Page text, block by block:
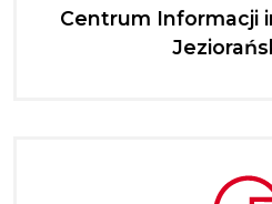
Centrum Informacji